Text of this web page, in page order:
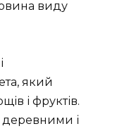
виду
який
і фруктів.
і